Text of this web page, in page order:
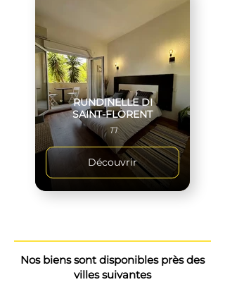
RUNDINELLE DI
SAINT-FLORENT
T1
Découvrir
Nos biens sont disponibles près des
villes suivantes